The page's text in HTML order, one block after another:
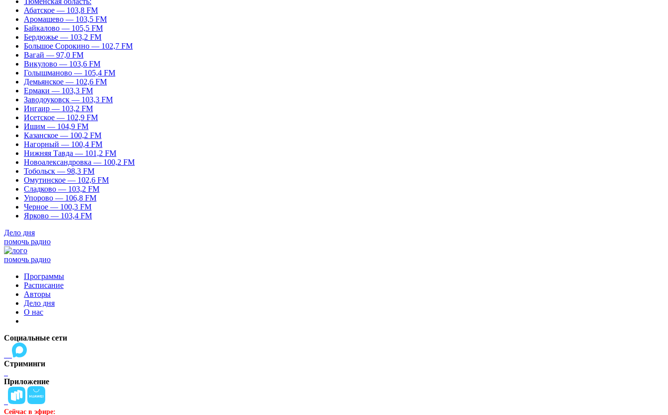
Абатское — 103,8 FM
Аромашево — 103,5 FM
Байкалово — 105,5 FM
Бердюжье — 103,2 FM
Большое Сорокино — 102,7 FM
Вагай — 97,0 FM
Викулово — 103,6 FM
Голышманово — 105,4 FM
Демьянское — 102,6 FM
Ермаки — 103,3 FM
Заводоуковск — 103,3 FM
Ингаир — 103,2 FM
Исетское — 102,9 FM
Ишим — 104,9 FM
Казанское — 100,2 FM
Нагорный — 100,4 FM
Нижняя Тавда — 101,2 FM
Новоалександровка — 100,2 FM
Тобольск — 98,3 FM
Омутинское — 102,6 FM
Сладково — 103,2 FM
Упорово — 106,8 FM
Черное — 100,3 FM
Ярково — 103,4 FM
Дело дня
помочь радио
помочь радио
Программы
Расписание
Авторы
Дело дня
О нас
Социальные сети
Стриминги
Приложение
Сейчас в эфире: